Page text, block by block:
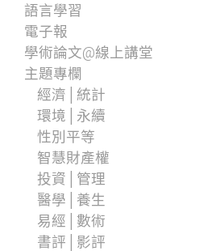
語言學習
電子報
學術論文@線上講堂
主題專欄
經濟│統計
環境│永續
性別平等
智慧財產權
投資│管理
醫學│養生
易經│數術
書評│影評